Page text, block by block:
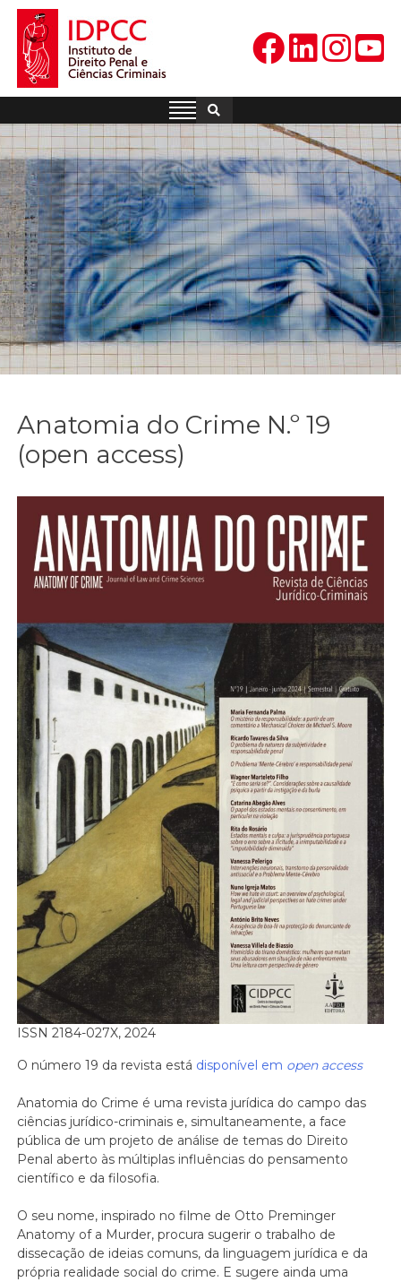
Skip
content
IDPCC
Instituto de Direito Penal e
Anatomia do Crime N.º 19
(open access)
ISSN 2184-027X, 2024
O número 19 da revista está disponível em open access
Anatomia do Crime é uma revista jurídica do campo das
ciências jurídico-criminais e, simultaneamente, a face
pública de um projeto de análise de temas do Direito
Penal aberto às múltiplas influências do pensamento
científico e da filosofia.
O seu nome, inspirado no filme de Otto Preminger
Anatomy of a Murder, procura sugerir o trabalho de
dissecação de ideias comuns, da linguagem jurídica e da
própria realidade social do crime. E sugere ainda uma